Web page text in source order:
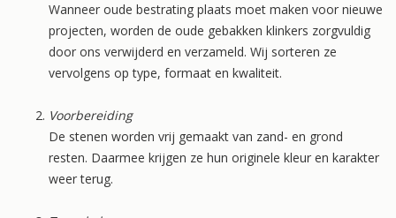
Wanneer oude bestrating plaats moet maken voor nieuwe
projecten, worden de oude gebakken klinkers zorgvuldig
door ons verwijderd en verzameld. Wij sorteren ze
vervolgens op type, formaat en kwaliteit.
Voorbereiding
De stenen worden vrij gemaakt van zand- en grond
resten. Daarmee krijgen ze hun originele kleur en karakter
weer terug.